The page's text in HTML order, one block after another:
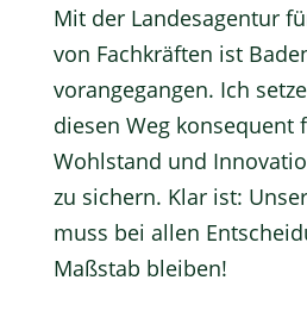
Mit der Landesagentur
von Fachkräften ist
vorangegangen. Ich
diesen Weg konsequent
Wohlstand und
zu sichern. Klar ist:
muss bei allen
Maßstab bleiben!